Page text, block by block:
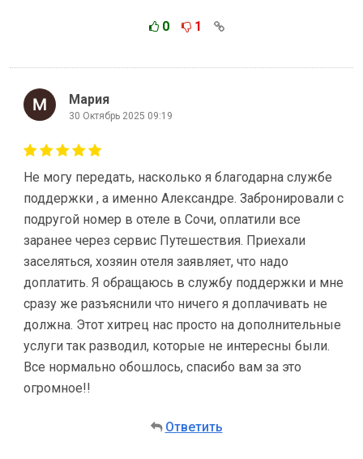
0 1
Мария
30 Октябрь 2025 09:19
Не могу передать, насколько я благодарна службе
поддержки , а именно Александре. Забронировали с
подругой номер в отеле в Сочи, оплатили все
заранее через сервис Путешествия. Приехали
заселяться, хозяин отеля заявляет, что надо
доплатить. Я обращаюсь в службу поддержки и мне
сразу же разъяснили что ничего я доплачивать не
должна. Этот хитрец нас просто на дополнительные
услуги так разводил, которые не интересны были.
Все нормально обошлось, спасибо вам за это
огромное!!
Ответить